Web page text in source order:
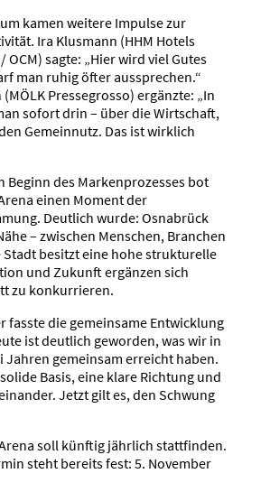
kamen weitere Impulse zur
Ira Klusmann (HHM Hotels
OCM) sagte: „Hier wird viel Gutes
man ruhig öfter aussprechen.“
Pressegrosso) ergänzte: „In
sofort drin – über die Wirtschaft,
Gemeinnutz. Das ist wirklich
Beginn des Markenprozesses bot
einen Moment der
Deutlich wurde: Osnabrück
– zwischen Menschen, Branchen
Stadt besitzt eine hohe strukturelle
und Zukunft ergänzen sich
zu konkurrieren.
fasste die gemeinsame Entwicklung
ist deutlich geworden, was wir in
Jahren gemeinsam erreicht haben.
Basis, eine klare Richtung und
Jetzt gilt es, den Schwung
soll künftig jährlich stattfinden.
steht bereits fest: 5. November